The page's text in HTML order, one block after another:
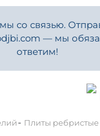
со связью.
— мы
ответим!
- Плиты ребристые